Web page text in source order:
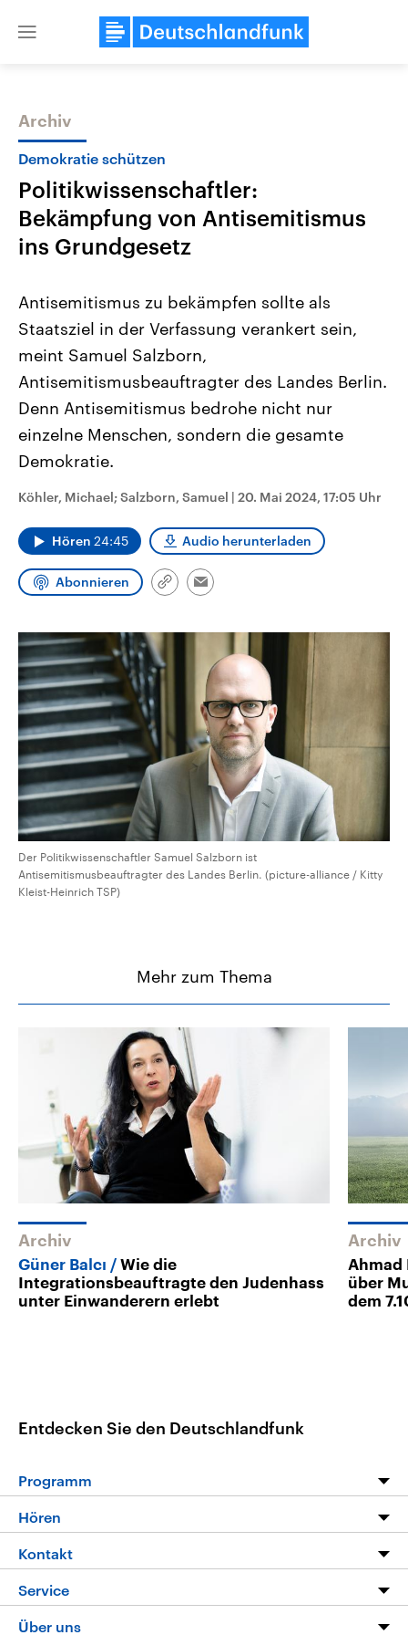
Close
Themen
2026
Alle Informationen
Sachsen-Anhalt wählt am 6.
September 2026 einen neuen
Landtag. Seit 2021 wird das
Bundesland von einer Koalition aus
Umfragen, Prognosen,
und Hintergründe zu den Parteien
Wahl.
Aktuelle Beiträge,
gehören die Vereinigten
den mächtigsten Ländern
mit großem Einfluss auf
Sendungen
Audio-Archiv
Archiv
Demokratie schützen
Politikwissenschaftler:
Bekämpfung von Antisemitismus
ins Grundgesetz
Antisemitismus zu bekämpfen sollte als
Staatsziel in der Verfassung verankert sein,
meint Samuel Salzborn,
Antisemitismusbeauftragter des Landes Berlin.
Denn Antisemitismus bedrohe nicht nur
einzelne Menschen, sondern die gesamte
Demokratie.
Köhler, Michael; Salzborn, Samuel | 20. Mai 2024, 17:05 Uhr
Hören 24:45 Audio herunterladen
Abonnieren
Link
Email
Der Politikwissenschaftler Samuel Salzborn ist
Antisemitismusbeauftragter des Landes Berlin. (picture-alliance / Kitty
Kleist-Heinrich TSP)
Mehr zum Thema
Archiv
Güner Balcı
Wie die
Integrationsbeauftragte den Judenhass
unter Einwanderern erlebt
Archiv
Ahmad
über
dem
Entdecken Sie den Deutschlandfunk
Programm
Programm
Die Nachrichten
Nachrichtenleicht
Neue Beiträge auf dlf.de
Hören
Livestream
Podcasts
Kontakt
Hörerservice
Service
FAQ
Über uns